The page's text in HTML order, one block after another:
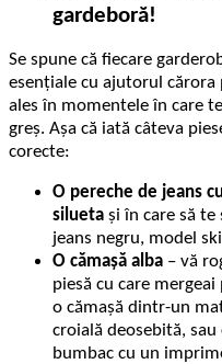
gardeboră!
Se spune că fiecare
esențiale cu ajutorul
ales în momentele în care
greș. Așa că iată câteva
corecte:
O pereche de jeans
silueta și în care să
jeans negru, model
O cămașă alba – vă
piesă cu care
o cămașă dintr-un
croială deosebită, sau
bumbac cu un